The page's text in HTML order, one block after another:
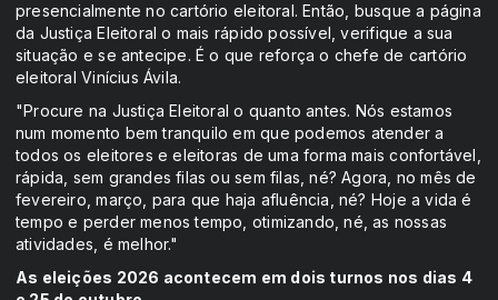
presencialmente no cartório eleitoral. Então, busque a página
da Justiça Eleitoral o mais rápido possível, verifique a sua
situação e se antecipe. É o que reforça o chefe de cartório
eleitoral Vinícius Ávila.
"Procure na Justiça Eleitoral o quanto antes. Nós estamos
num momento bem tranquilo em que podemos atender a
todos os eleitores e eleitoras de uma forma mais confortável,
rápida, sem grandes filas ou sem filas, né? Agora, no mês de
fevereiro, março, para que haja afluência, né? Hoje a vida é
tempo e perder menos tempo, otimizando, né, as nossas
atividades, é melhor."
As eleições 2026 acontecem em dois turnos nos dias 4